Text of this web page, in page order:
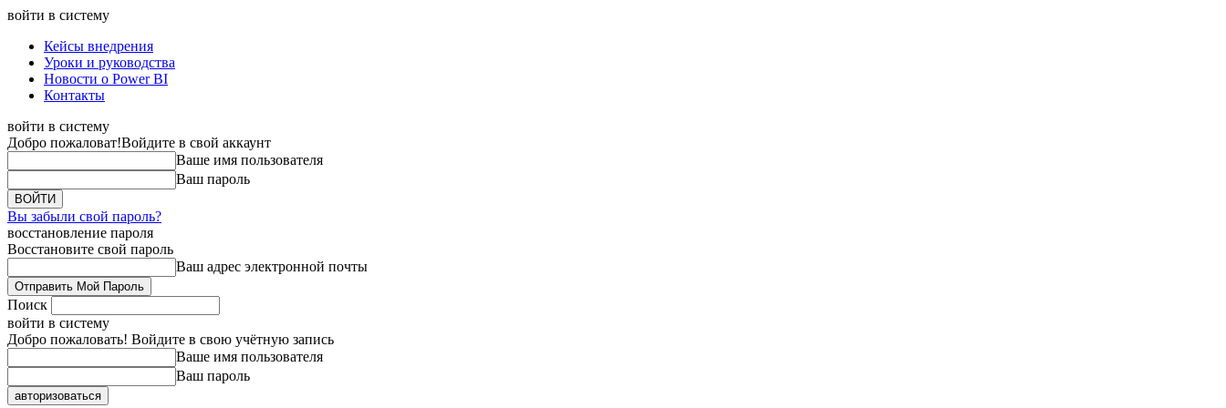
войти в систему
Кейсы внедрения
Уроки и руководства
Новости о Power BI
Контакты
войти в систему
Добро пожаловат!Войдите в свой аккаунт
Ваше имя пользователя
Ваш пароль
Вы забыли свой пароль?
восстановление пароля
Восстановите свой пароль
Ваш адрес электронной почты
Поиск
войти в систему
Добро пожаловать! Войдите в свою учётную запись
Ваше имя пользователя
Ваш пароль